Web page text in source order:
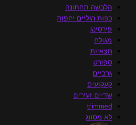
הלבשה תחתונה
כפות רגליים יחפות
פירסינג
מגולח
חצאיות
ספּוֹרט
גרביים
קעקועים
שדיים זעירים
trimmed
לא מסווג